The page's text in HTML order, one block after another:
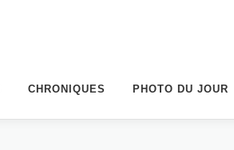
CHRONIQUES PHOTO DU JOUR